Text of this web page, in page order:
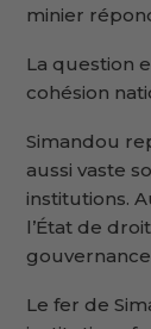
minier
La question
cohésion
Simandou
aussi vaste
institutions.
l’État de
Le fer de